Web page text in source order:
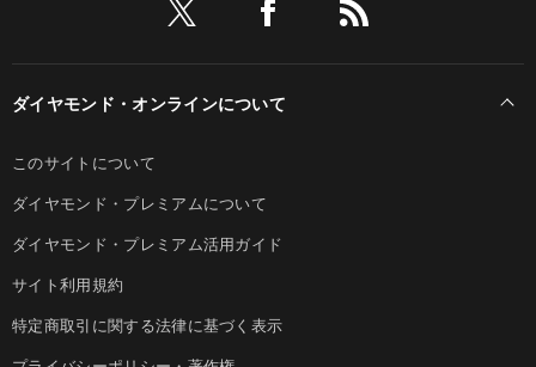
ダイヤモンド・オンラインについて
このサイトについて
ダイヤモンド・プレミアムについて
ダイヤモンド・プレミアム活用ガイド
サイト利用規約
特定商取引に関する法律に基づく表示